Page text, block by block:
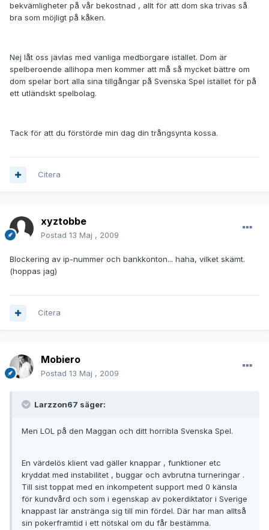
bekvämligheter på vår bekostnad , allt för att dom ska trivas så
bra som möjligt på kåken.
Nej låt oss jävlas med vanliga medborgare istället. Dom är
spelberoende allihopa men kommer att må så mycket bättre om
dom spelar bort alla sina tillgångar på Svenska Spel istället för på
ett utländskt spelbolag.
Tack för att du förstörde min dag din trångsynta kossa.
Citera
xyztobbe
Postad 13 Maj , 2009
Blockering av ip-nummer och bankkonton... haha, vilket skämt.
(hoppas jag)
Citera
Mobiero
Postad 13 Maj , 2009
Larzzon67 säger:
Men LOL på den Maggan och ditt horribla Svenska Spel.
En värdelös klient vad gäller knappar , funktioner etc
kryddat med instabilitet , buggar och avbrutna turneringar .
Till sist toppat med en inkompetent support med 0 känsla
för kundvård och som i egenskap av pokerdiktator i Sverige
knappast lär anstränga sig till min fördel. Där har man alltså
sin pokerframtid i ett nötskal om du får bestämma.